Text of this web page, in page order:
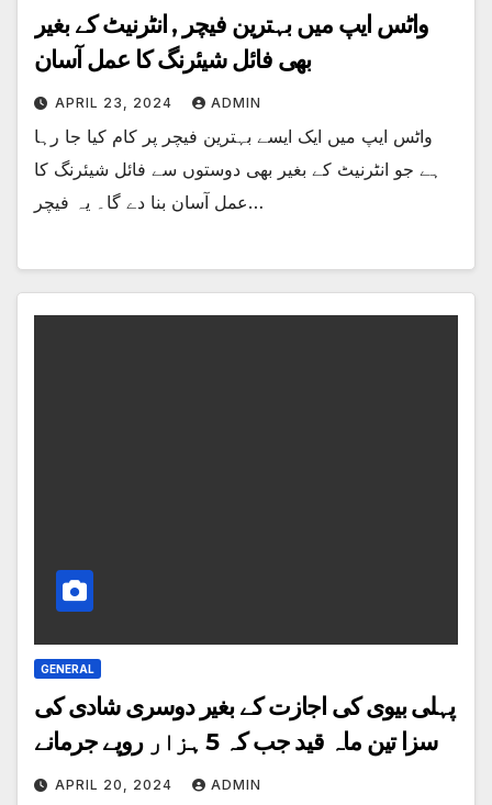
واٹس ایپ میں بہترین فیچر , انٹرنیٹ کے بغیر
بھی فائل شیئرنگ کا عمل آسان
APRIL 23, 2024 ADMIN
واٹس ایپ میں ایک ایسے بہترین فیچر پر کام کیا جا رہا
ہے جو انٹرنیٹ کے بغیر بھی دوستوں سے فائل شیئرنگ کا
عمل آسان بنا دے گا۔ یہ فیچر…
GENERAL
پہلی بیوی کی اجازت کے بغیر دوسری شادی کی
سزا تین ماہ قید جب کہ 5 ہزار روپے جرمانے
APRIL 20, 2024 ADMIN